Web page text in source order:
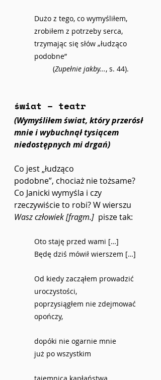
Dużo z tego, co wymyśliłem,
zrobiłem z potrzeby serca,
trzymając się słów „łudząco
podobne”
(Zupełnie jakby..., s. 44).
świat – teatr
(Wymyśliłem świat, który przerósł
mnie i wybuchnął tysiącem
niedostępnych mi drgań)
Co jest „łudząco
podobne”, chociaż nie tożsame?
Co Janicki wymyśla i czy
rzeczywiście to robi? W wierszu
Wasz człowiek [fragm.] pisze tak:
Oto staję przed wami […]
Będę dziś mówił wierszem […]
Od kiedy zacząłem prowadzić
uroczystości,
poprzysiągłem nie zdejmować
opończy,
dopóki nie ogarnie mnie
już po wszystkim